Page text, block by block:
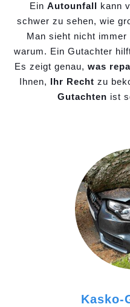
Ein Autounfall kann
schwer zu sehen, wie
Man sieht nicht
warum. Ein Gutachter
Es zeigt genau, was
Ihnen, Ihr Recht zu
Gutachten ist
Kasko-